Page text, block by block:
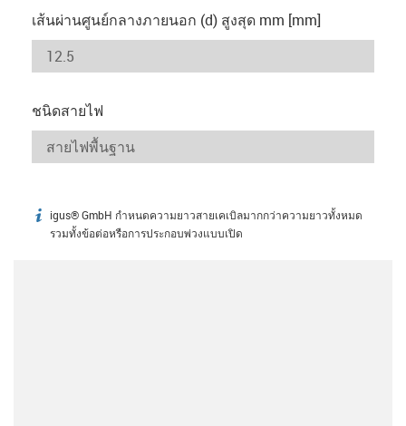
เส้นผ่านศูนย์กลางภายนอก (d) สูงสุด mm [mm]
ชนิดสายไฟ
igus-icon-info
igus® GmbH กำหนดความยาวสายเคเบิลมากกว่าความยาวทั้งหมด
รวมทั้งข้อต่อหรือการประกอบพ่วงแบบเปิด